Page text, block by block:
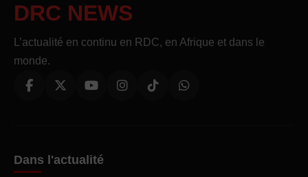
DRC NEWS
L’actualité en continu en RDC, en Afrique et dans le
monde.
Dans l'actualité